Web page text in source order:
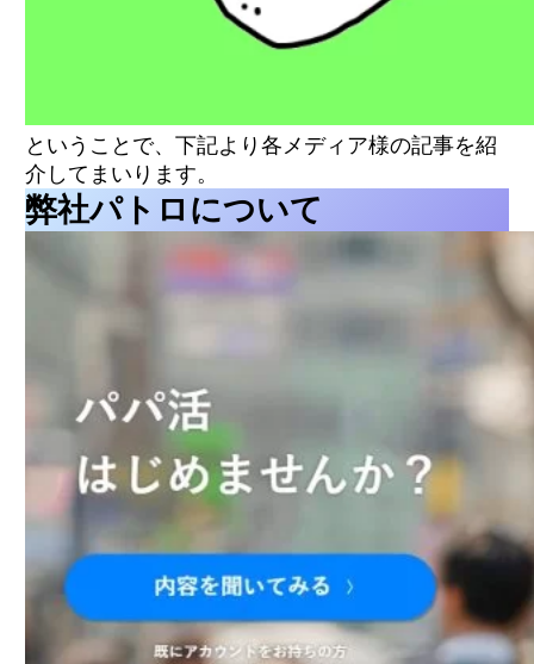
ということで、下記より各メディア様の記事を紹
介してまいります。
弊社パトロについて